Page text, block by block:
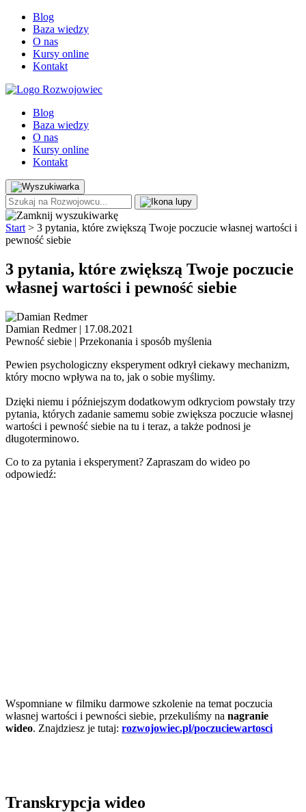
Blog
Baza wiedzy
O nas
Kursy online
Kontakt
Blog
Baza wiedzy
O nas
Kursy online
Kontakt
Start > 3 pytania, które zwiększą Twoje poczucie własnej wartości i
pewność siebie
3 pytania, które zwiększą Twoje poczucie
własnej wartości i pewność siebie
Damian Redmer | 17.08.2021
Pewność siebie | Przekonania i sposób myślenia
Pewien psychologiczny eksperyment odkrył ciekawy mechanizm,
który mocno wpływa na to, jak o sobie myślimy.
Dzięki niemu i późniejszym dodatkowym odkryciom powstały trzy
pytania, których zadanie samemu sobie zwiększa poczucie własnej
wartości i pewność siebie na tu i teraz, a także podnosi je
długoterminowo.
Co to za pytania i eksperyment? Zapraszam do wideo po
odpowiedź:
Wspomniane w filmiku darmowe szkolenie na temat poczucia
własnej wartości i pewności siebie, przekuliśmy na nagranie
wideo. Znajdziesz je tutaj: rozwojowiec.pl/poczuciewartosci
Transkrypcja wideo